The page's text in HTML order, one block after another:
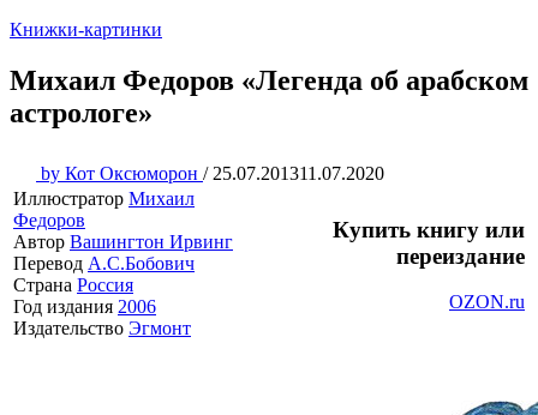
Книжки-картинки
Михаил Федоров «Легенда об арабском
астрологе»
by Кот Оксюморон / 25.07.201311.07.2020
Иллюстратор Михаил
Федоров
Автор Вашингтон Ирвинг
Перевод А.С.Бобович
Страна Россия
Год издания 2006
Издательство Эгмонт
Купить книгу или
переиздание
OZON.ru